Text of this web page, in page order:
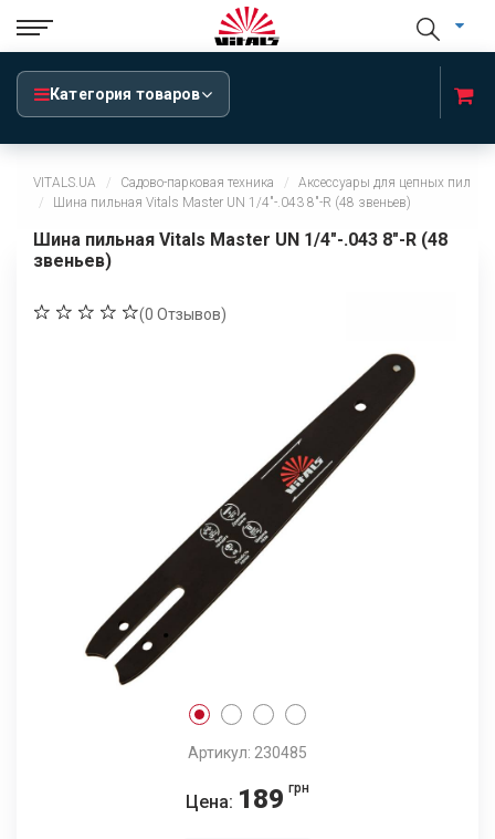
Категория товаров
VITALS.UA Садово-парковая техника
Аксессуары для цепных пил
Шина пильная Vitals Master UN 1/4"-.043 8"-R (48 звеньев)
Шина пильная Vitals Master UN 1/4"-.043 8"-R (48
звеньев)
(0 Отзывов)
Артикул: 230485
Цена: 189 грн